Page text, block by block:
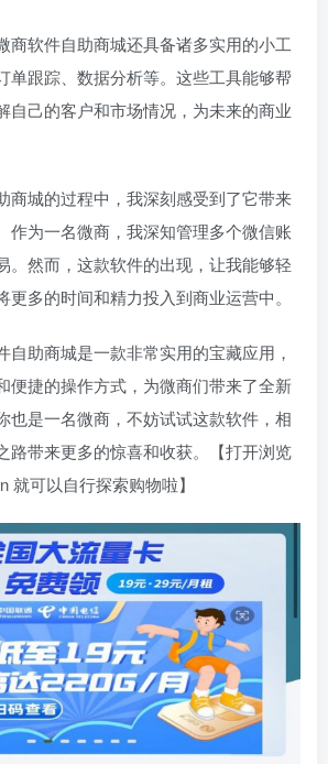
商软件自助商城还具备诸多实用的小工
单跟踪、数据分析等。这些工具能够帮
自己的客户和市场情况，为未来的商业
商城的过程中，我深刻感受到了它带来
作为一名微商，我深知管理多个微信账
。然而，这款软件的出现，让我能够轻
多的时间和精力投入到商业运营中。
自助商城是一款非常实用的宝藏应用，
便捷的操作方式，为微商们带来了全新
也是一名微商，不妨试试这款软件，相
路带来更多的惊喜和收获。【打开浏览
就可以自行探索购物啦】